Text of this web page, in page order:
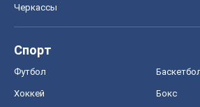
Черкассы
Спорт
Футбол
Хоккей Бокс